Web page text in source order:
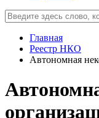
Главная
Реестр НКО
Автономная